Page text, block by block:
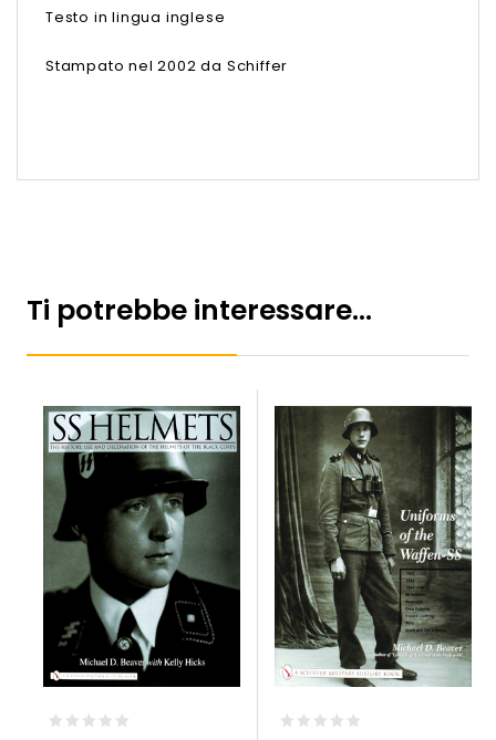
Testo in lingua inglese
Stampato nel 2002 da Schiffer
Ti potrebbe interessare…